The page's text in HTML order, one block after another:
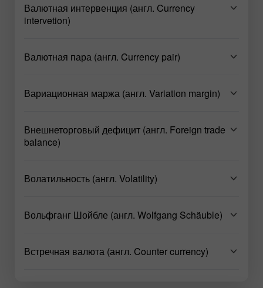
Валютная интервенция (англ. Currency
intervetion)
Валютная пара (англ. Currency pair)
Вариационная маржа (англ. Variation margin)
Внешнеторговый дефицит (англ. Foreign trade
balance)
Волатильность (англ. Volatility)
Вольфганг Шойбле (англ. Wolfgang Schäuble)
Встречная валюта (англ. Counter currency)